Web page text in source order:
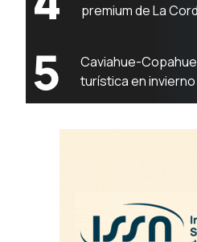
premium de La
5
Caviahue-
turística en invierno